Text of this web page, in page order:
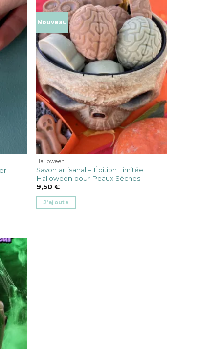
Nouveau
Halloween
Savon artisanal – Édition Limitée
Halloween pour Peaux Sèches
9,50€
J’ajoute